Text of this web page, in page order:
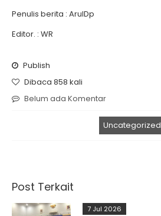
Penulis berita : ArulDp
Editor. : WR
Publish
Dibaca 858 kali
Belum ada Komentar
Uncategorized
Post Terkait
7 Jul 2026